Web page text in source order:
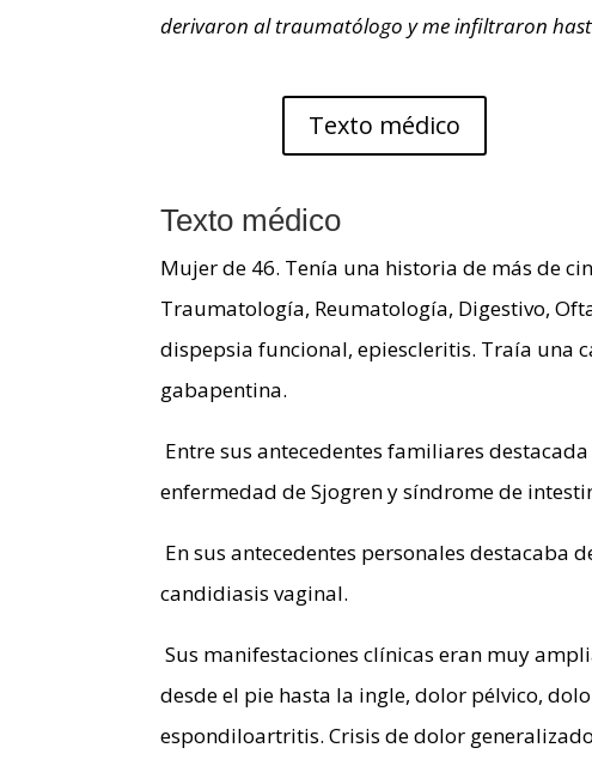
derivaron al traumatólogo y me infiltraron
Texto médico
Texto médico
Mujer de 46. Tenía una historia de más de
Traumatología, Reumatología, Digestivo,
dispepsia funcional, epiescleritis. Traía una
gabapentina.
Entre sus antecedentes familiares
enfermedad de Sjogren y síndrome de
En sus antecedentes personales
candidiasis vaginal.
Sus manifestaciones clínicas eran muy
desde el pie hasta la ingle, dolor pélvico,
espondiloartritis. Crisis de dolor